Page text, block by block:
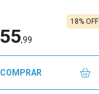
55,99
18% OFF
COMPRAR